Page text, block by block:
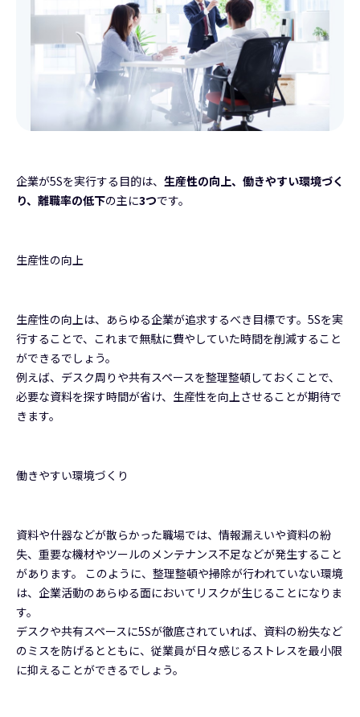
企業が5Sを実行する目的は、 生産性の向上、働きやすい環境づく
り、離職率の低下の主に3つです。
生産性の向上
生産性の向上は、あらゆる企業が追求するべき目標です。5Sを実
行することで、これまで無駄に費やしていた時間を削減すること
ができるでしょう。
例えば、デスク周りや共有スペースを整理整頓しておくことで、
必要な資料を探す時間が省け、生産性を向上させることが期待で
きます。
働きやすい環境づくり
資料や什器などが散らかった職場では、情報漏えいや資料の紛
失、重要な機材やツールのメンテナンス不足などが発生すること
があります。 このように、整理整頓や掃除が行われていない環境
は、企業活動のあらゆる面においてリスクが生じることになりま
す。
デスクや共有スペースに5Sが徹底されていれば、資料の紛失など
のミスを防げるとともに、従業員が日々感じるストレスを最小限
に抑えることができるでしょう。